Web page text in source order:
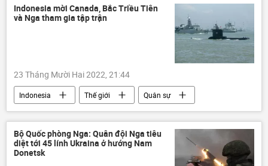
Chính trị
Nga
Indonesia mời Canada, Bắc Triều Tiên
và Nga tham gia tập trận
23 Tháng Mười Hai 2022, 21:44
Indonesia Thế giới
Quân sự
diễn tập quân sự
cuộc tập trận
quân đội
hải quân
Bộ Quốc phòng Nga: Quân đội Nga tiêu
diệt tới 45 lính Ukraina ở hướng Nam
Donetsk